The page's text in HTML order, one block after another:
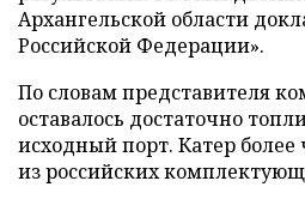
Архангельской области
Российской Федерации».
По словам представителя
оставалось достаточно
исходный порт. Катер более
из российских